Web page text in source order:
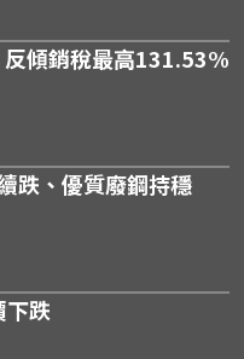
傾銷稅最高131.53%
跌、優質廢鋼持穩
下跌